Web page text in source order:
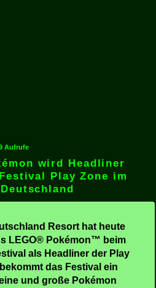
Aufrufe
wird Headliner
Play Zone im
Resort hat heute
LEGO® Pokémon™ beim
als Headliner der Play
das Festival ein
und große Pokémon